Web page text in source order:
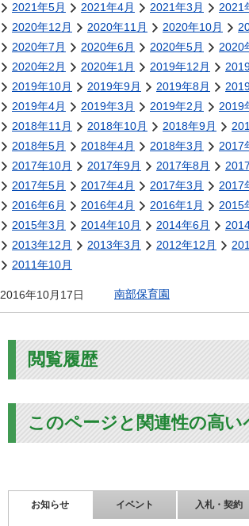
2021年5月
2021年4月 2021年3月 2021
2020年12月
2020年11月 2020年10月
2020年7月
2020年6月 2020年5月 2020
2020年2月
2020年1月 2019年12月
2019年10月
2019年9月 2019年8月
2019年4月
2019年3月 2019年2月 2019
2018年11月
2018年10月 2018年9月
2018年5月
2018年4月 2018年3月 2017
2017年10月
2017年9月 2017年8月
2017年5月
2017年4月 2017年3月 2017
2016年6月
2016年4月 2016年1月 2015
2015年3月
2014年10月 2014年6月
2013年12月
2013年3月 2012年12月
2011年10月
2016年10月17日 南部保育園
閲覧履歴
このページと関連性の高い
お知らせ イベント 入札・契約